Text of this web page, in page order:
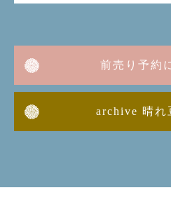
前売り予約
archive 晴れ